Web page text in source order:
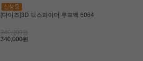
[다이즈]3D 맥스파이더 루프백 6064
340,000원
340,000원